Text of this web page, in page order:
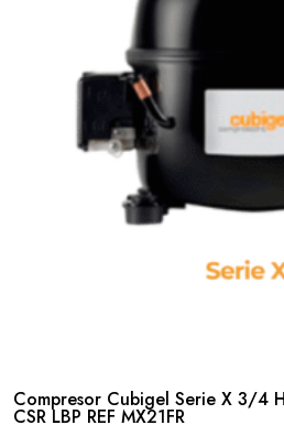
Compresor Cubigel Serie X 3/4
CSR LBP REF MX21FR